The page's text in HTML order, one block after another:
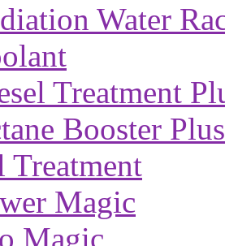
Water
Treatment
Booster Plus
Treatment
Magic
Magic